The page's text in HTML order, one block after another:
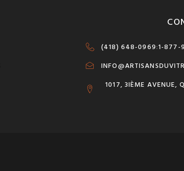
(418) 648-0969:1-877-
1017, 3IÈME AVENUE,